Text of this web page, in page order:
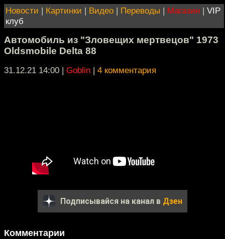
Новости | Картинки | Видео | Переводы | Магазин | VIP
клуб
Автомобиль из "Зловещих мертвецов" 1973
Oldsmobile Delta 88
31.12.21 14:00 | Goblin | 4 комментария
Подписывайся на канал в Дзен
Комментарии